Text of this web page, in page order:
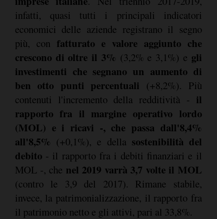
infatti, quasi tutti i principali indicatori
economici delle aziende registrano il segno
più, con fatturato e valore aggiunto che
crescono di oltre il 3% (3,2% e 3,1%) e gli
investimenti che segnano un aumento di
ben otto punti percentuali (+8,2%). Più
contenuti l'incremento della redditività - il
rapporto fra il margine operativo lordo
(MOL) e i ricavi -, che passa dall'8,4%
all'8,5% (+0,1%), e della sostenibilità del
debito - il rapporto fra i debiti finanziari e il
MOL -, che nel 2019 varrà 3,7 volte il MOL
(contro le 3,9 del 2017). Rimane stabile,
invece, la patrimonializzazione, il rapporto fra
il patrimonio netto e gli attivi, pari al 33,8%.